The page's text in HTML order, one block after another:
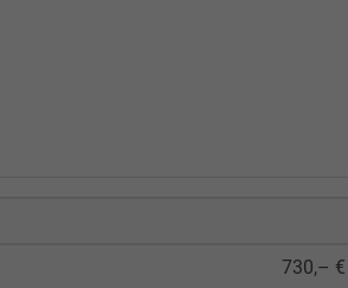
730,– €